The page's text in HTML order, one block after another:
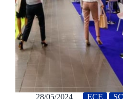
28/05/2024 ECE